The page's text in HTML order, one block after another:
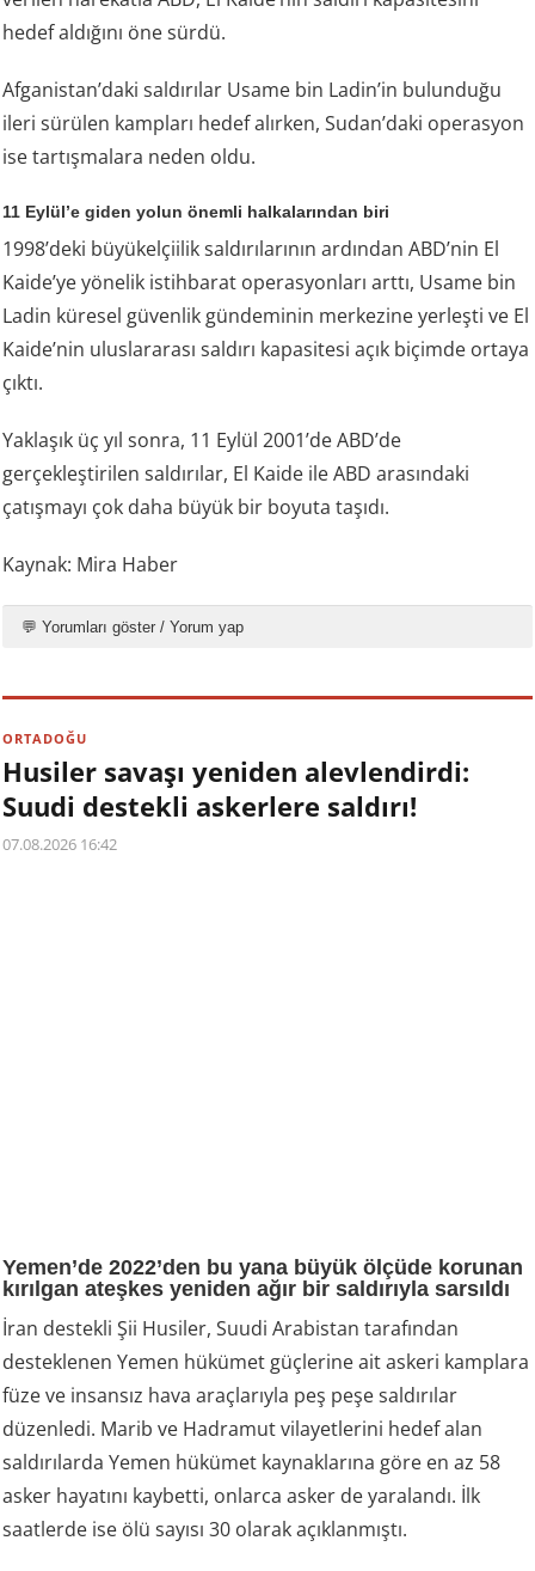
hedef aldığını öne sürdü.
Afganistan’daki saldırılar Usame bin Ladin’in bulunduğu
ileri sürülen kampları hedef alırken, Sudan’daki operasyon
ise tartışmalara neden oldu.
11 Eylül’e giden yolun önemli halkalarından biri
1998’deki büyükelçiilik saldırılarının ardından ABD’nin El
Kaide’ye yönelik istihbarat operasyonları arttı, Usame bin
Ladin küresel güvenlik gündeminin merkezine yerleşti ve El
Kaide’nin uluslararası saldırı kapasitesi açık biçimde ortaya
çıktı.
Yaklaşık üç yıl sonra, 11 Eylül 2001’de ABD’de
gerçekleştirilen saldırılar, El Kaide ile ABD arasındaki
çatışmayı çok daha büyük bir boyuta taşıdı.
Kaynak: Mira Haber
💬 Yorumları göster / Yorum yap
ORTADOĞU
Husiler savaşı yeniden alevlendirdi:
Suudi destekli askerlere saldırı!
07.08.2026 16:42
Yemen’de 2022’den bu yana büyük ölçüde korunan
kırılgan ateşkes yeniden ağır bir saldırıyla sarsıldı
İran destekli Şii Husiler, Suudi Arabistan tarafından
desteklenen Yemen hükümet güçlerine ait askeri kamplara
füze ve insansız hava araçlarıyla peş peşe saldırılar
düzenledi. Marib ve Hadramut vilayetlerini hedef alan
saldırılarda Yemen hükümet kaynaklarına göre en az 58
asker hayatını kaybetti, onlarca asker de yaralandı. İlk
saatlerde ise ölü sayısı 30 olarak açıklanmıştı.